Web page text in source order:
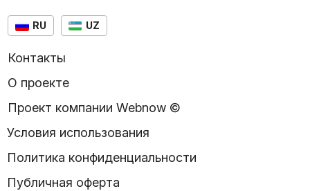
RU UZ
Контакты
О проекте
Проект компании Webnow ©
Условия использования
Политика конфиденциальности
Публичная оферта